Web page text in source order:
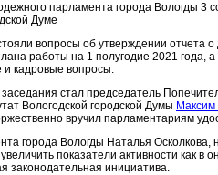
парламента города Вологды 3
Думе
вопросы об утверждении отчета
работы на 1 полугодие 2021 года,
и кадровые вопросы.
стал председатель
Вологодской городской Думы
вручил парламентариям
города Вологды Наталья
показатели активности как в
законодательная инициатива.